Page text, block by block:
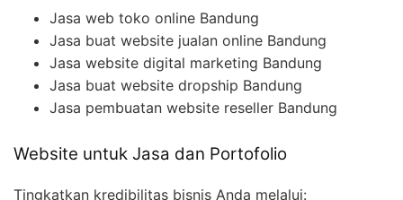
Jasa web toko online Bandung
Jasa buat website jualan online Bandung
Jasa website digital marketing Bandung
Jasa buat website dropship Bandung
Jasa pembuatan website reseller Bandung
Website untuk Jasa dan Portofolio
Tingkatkan kredibilitas bisnis Anda melalui: